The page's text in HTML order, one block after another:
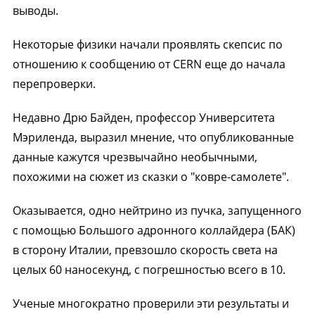
выводы.
Некоторые физики начали проявлять скепсис по
отношению к сообщению от CERN еще до начала
перепроверки.
Недавно Дрю Байден, профессор Университета
Мэриленда, выразил мнение, что опубликованные
данные кажутся чрезвычайно необычными,
похожими на сюжет из сказки о "ковре-самолете".
Оказывается, одно нейтрино из пучка, запущенного
с помощью Большого адронного коллайдера (БАК)
в сторону Италии, превзошло скорость света на
целых 60 наносекунд, с погрешностью всего в 10.
Ученые многократно проверили эти результаты и